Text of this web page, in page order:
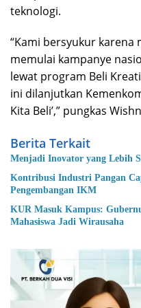
teknologi.
“Kami bersyukur
memulai kampanye
lewat program Beli
ini dilanjutkan
Kita Beli’,” pungkas
Berita Terkait
Menjadi Inovator yang Lebih
Kontribusi Industri Pangan
Pengembangan IKM
KUR Masuk Kampus:
Mahasiswa Jadi Wirausaha